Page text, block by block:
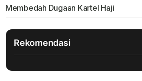
Membedah Dugaan Kartel Haji
Rekomendasi